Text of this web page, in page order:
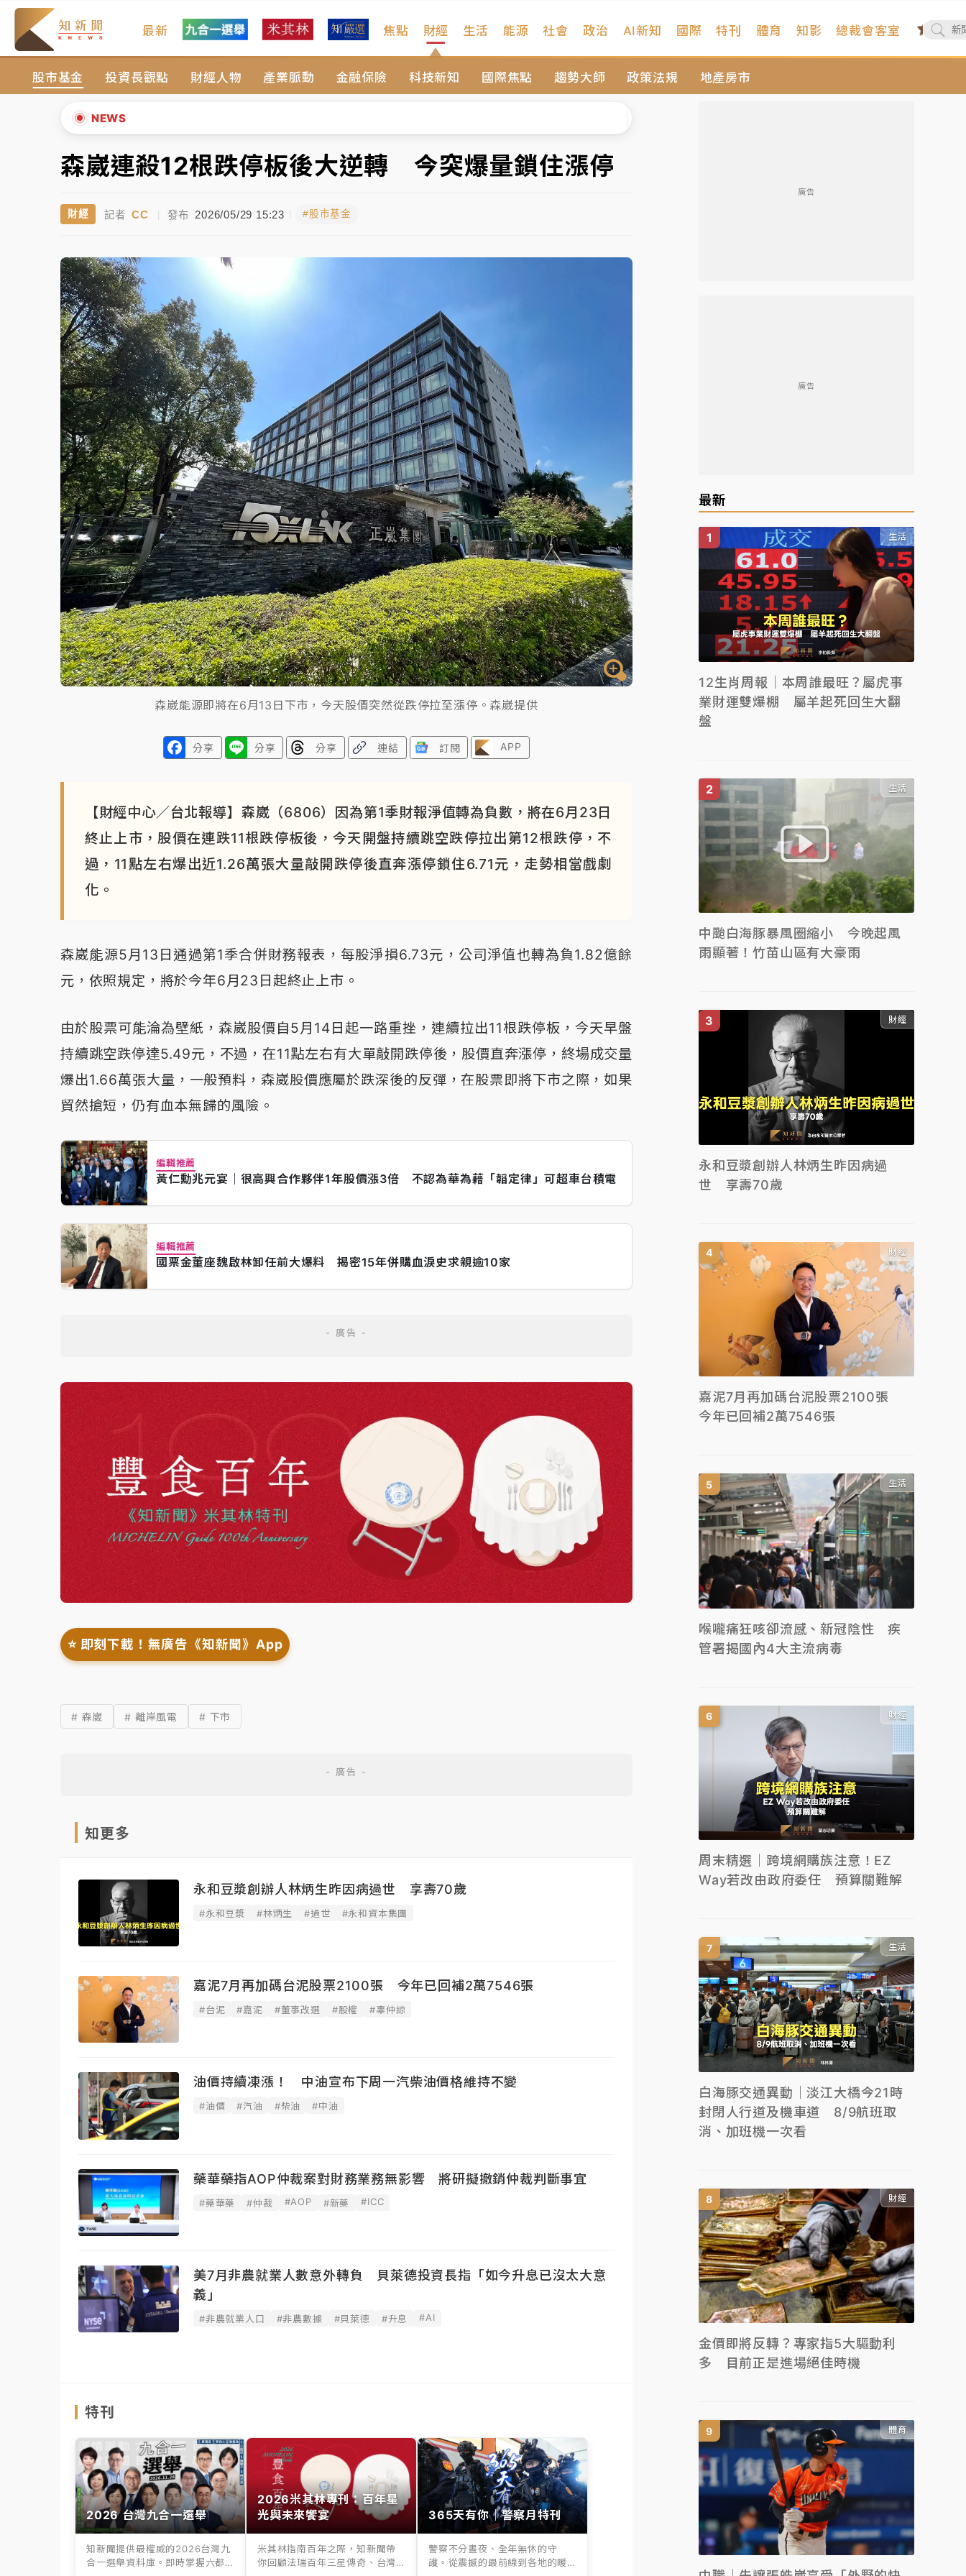
最新 焦點 財經
股市基金 投資長觀點 財經人物 產業脈動 金融保險 科技新知 國際焦點 趨勢大師 政策法規 地產房市
生活 能源 社會 政治 AI新知 國際 特刊 體育 知影 總裁會客室
NEWS
中颱白海豚進逼！台北喜來登圍籬傾倒砸傷人 民權西路鷹架倒塌壓2車
有片｜ 白海豚暴風圈逼近！新北淡水赫見龍捲風 榕樹連根拔起
中颱白海豚風雨來了！中部以北防豪雨 今晚、明天影響最劇烈
油價持續凍漲！ 中油宣布下周一汽柴油價格維持不變
有片｜ 白海豚暴風圈逼近！新北淡水赫見龍捲風 榕樹連根拔起
中颱白海豚風雨來了！中部以北防豪雨 今晚、明天影響最劇烈
白海豚逼近！北市水門只出不進 未移置車輛最高罰4800＋拖吊費
▲
森崴連殺12根跌停板後大逆轉 今突爆量鎖住漲停
財經 記者 CC | 發布 2026/05/29 15:23 #股市基金
森崴能源即將在6月13日下市，今天股價突然從跌停拉至漲停。森崴提供
分享 分享 分享 連結 訂閱 APP
【財經中心／台北報導】森崴（6806）因為第1季財報淨值轉為負數，將在6月23日
終止上市，股價在連跌11根跌停板後，今天開盤持續跳空跌停拉出第12根跌停，不
過，11點左右爆出近1.26萬張大量敲開跌停後直奔漲停鎖住6.71元，走勢相當戲劇
化。
森崴能源5月13日通過第1季合併財務報表，每股淨損6.73元，公司淨值也轉為負1.82億餘
元，依照規定，將於今年6月23日起終止上市。
由於股票可能淪為壁紙，森崴股價自5月14日起一路重挫，連續拉出11根跌停板，今天早盤
持續跳空跌停達5.49元，不過，在11點左右有大單敲開跌停後，股價直奔漲停，終場成交量
爆出1.66萬張大量，一般預料，森崴股價應屬於跌深後的反彈，在股票即將下市之際，如果
貿然搶短，仍有血本無歸的風險。
編輯推薦
黃仁勳兆元宴｜很高興合作夥伴1年股價漲3倍 不認為華為藉「韜定律」可超車台積電
編輯推薦
國票金董座魏啟林卸任前大爆料 揭密15年併購血淚史求親逾10家
⭐️ 即刻下載！無廣告《知新聞》App
# 森崴 # 離岸風電 # 下市
知更多
永和豆漿創辦人林炳生昨因病過世 享壽70歲
#永和豆漿 #林炳生 #過世 #永和資本集團
嘉泥7月再加碼台泥股票2100張 今年已回補2萬7546張
#台泥 #嘉泥 #董事改選 #股權 #辜仲諒
油價持續凍漲！ 中油宣布下周一汽柴油價格維持不變
#油價 #汽油 #柴油 #中油
藥華藥指AOP仲裁案對財務業務無影響 將研擬撤銷仲裁判斷事宜
#藥華藥 #仲裁 #AOP #新藥 #ICC
美7月非農就業人數意外轉負 貝萊德投資長指「如今升息已沒太大意
義」
#非農就業人口 #非農數據 #貝萊德 #升息 #AI
特刊
2026 台灣九合一選舉
知新聞提供最權威的2026台灣九
合一選舉資料庫。即時掌握六都
2026米其林專刊：百年星
光與未來饗宴
米其林指南百年之際，知新聞帶
你回顧法瑞百年三星傳奇、台灣
365天有你｜警察月特刊
警察不分晝夜、全年無休的守
護。從震撼的最前線到各地的暖
廣告
廣告
最新
生活
12生肖周報｜本周誰最旺？屬虎事
業財運雙爆棚 屬羊起死回生大翻
盤
生活
中颱白海豚暴風圈縮小 今晚起風
雨顯著！竹苗山區有大豪雨
財經
永和豆漿創辦人林炳生昨因病過
世 享壽70歲
財經
嘉泥7月再加碼台泥股票2100張
今年已回補2萬7546張
生活
喉嚨痛狂咳卻流感、新冠陰性 疾
管署揭國內4大主流病毒
財經
周末精選｜跨境網購族注意！EZ
Way若改由政府委任 預算關難解
生活
白海豚交通異動｜淡江大橋今21時
封閉人行道及機車道 8/9航班取
消、加班機一次看
財經
金價即將反轉？專家指5大驅動利
多 目前正是進場絕佳時機
體育